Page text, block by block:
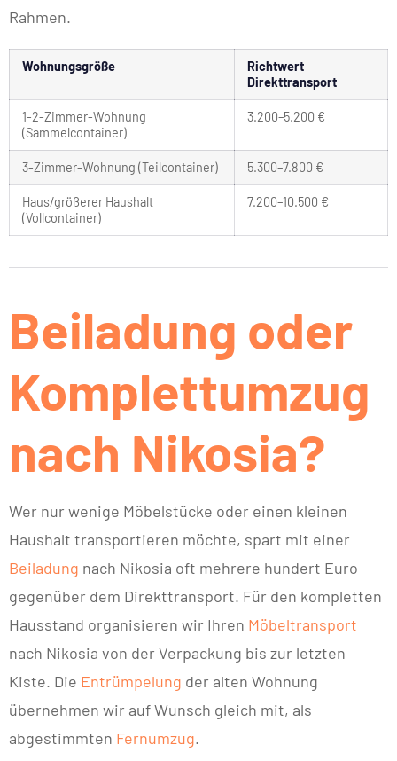
Rahmen.
Wohnungsgröße
Richtwert
Direkttransport
1-2-Zimmer-Wohnung
(Sammelcontainer)
3.200–5.200 €
3-Zimmer-Wohnung (Teilcontainer) 5.300–7.800 €
Haus/größerer Haushalt
(Vollcontainer)
7.200–10.500 €
Beiladung oder
Komplettumzug
nach Nikosia?
Wer nur wenige Möbelstücke oder einen kleinen
Haushalt transportieren möchte, spart mit einer
Beiladung nach Nikosia oft mehrere hundert Euro
gegenüber dem Direkttransport. Für den kompletten
Hausstand organisieren wir Ihren Möbeltransport
nach Nikosia von der Verpackung bis zur letzten
Kiste. Die Entrümpelung der alten Wohnung
übernehmen wir auf Wunsch gleich mit, als
abgestimmten Fernumzug.